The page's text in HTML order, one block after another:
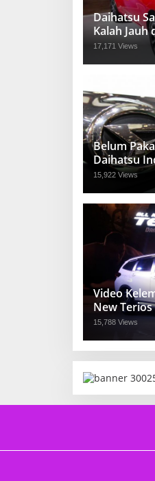
Daihatsu
Kalah Jauh
17,171 Views
Belum
Daihatsu
15,922 Views
Video
New Terios
15,788 Views